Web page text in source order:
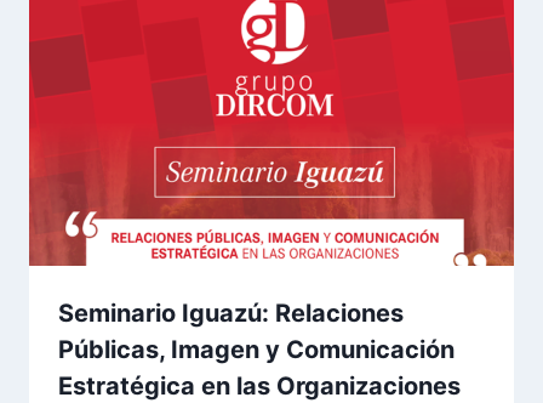
Seminario Iguazú: Relaciones
Públicas, Imagen y Comunicación
Estratégica en las Organizaciones